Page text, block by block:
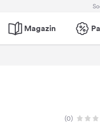
Magazin
(0)